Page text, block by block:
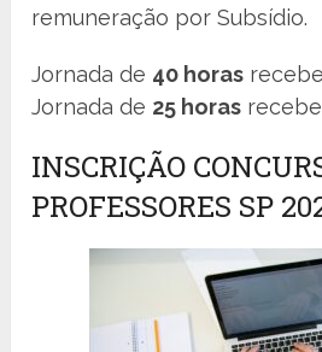
remuneração por Subsídio.
Jornada de 40 horas
Jornada de 25 horas
INSCRIÇÃO
PROFESSORES SP